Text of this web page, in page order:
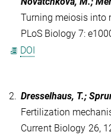
Turning meiosis into
PLoS Biology 7:
DOI
2. Dresselhaus, T.;
Fertilization
Current Biology 26,